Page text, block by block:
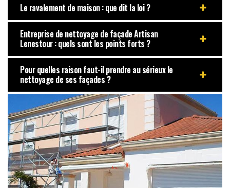
Le ravalement de maison : que dit la loi ?
Entreprise de nettoyage de façade Artisan
Lenestour : quels sont les points forts ?
Pour quelles raison faut-il prendre au sérieux le
nettoyage de ses façades ?